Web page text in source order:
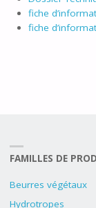
fiche
fiche
FAMILLES DE
Beurres végétaux
Hydrotropes